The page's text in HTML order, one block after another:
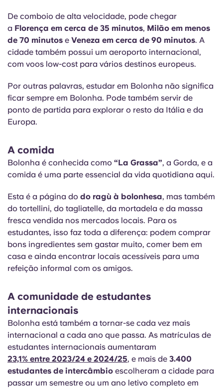
De comboio de alta velocidade, pode chegar
a Florença em cerca de 35 minutos, Milão em menos
de 70 minutos e Veneza em cerca de 90 minutos. A
cidade também possui um aeroporto internacional,
com voos low-cost para vários destinos europeus.
Por outras palavras, estudar em Bolonha não significa
ficar sempre em Bolonha. Pode também servir de
ponto de partida para explorar o resto da Itália e da
Europa.
A comida
Bolonha é conhecida como “La Grassa”, a Gorda, e a
comida é uma parte essencial da vida quotidiana aqui.
Esta é a página do do ragù à bolonhesa, mas também
do tortellini, do tagliatelle, da mortadela e da massa
fresca vendida nos mercados locais. Para os
estudantes, isso faz toda a diferença: podem comprar
bons ingredientes sem gastar muito, comer bem em
casa e ainda encontrar locais acessíveis para uma
refeição informal com os amigos.
A comunidade de estudantes
internacionais
Bolonha está também a tornar-se cada vez mais
internacional a cada ano que passa. As matrículas de
estudantes internacionais aumentaram
23,1% entre 2023/24 e 2024/25, e mais de 3.400
estudantes de intercâmbio escolheram a cidade para
passar um semestre ou um ano letivo completo em